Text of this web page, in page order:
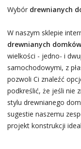
Wybór drewnianych
W naszym sklepie
drewnianych
wielkości - jedno- i
samochodowymi, z
pozwoli Ci znaleźć
podkreślić, że jeśli nie
stylu drewnianego
sugestie naszemu
projekt konstrukcji